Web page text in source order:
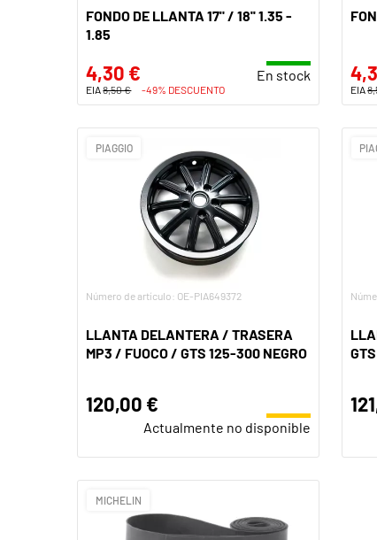
FONDO DE LLANTA 17" / 18'' 1.35 -
1.85
4,30 € En stock
EIA8,50 € -49% DESCUENTO EIA
PIAGGIO
Número de artículo: OE-PIA649372
LLANTA DELANTERA / TRASERA
MP3 / FUOCO / GTS 125-300 NEGRO
120,00 €
Actualmente no disponible
MICHELIN